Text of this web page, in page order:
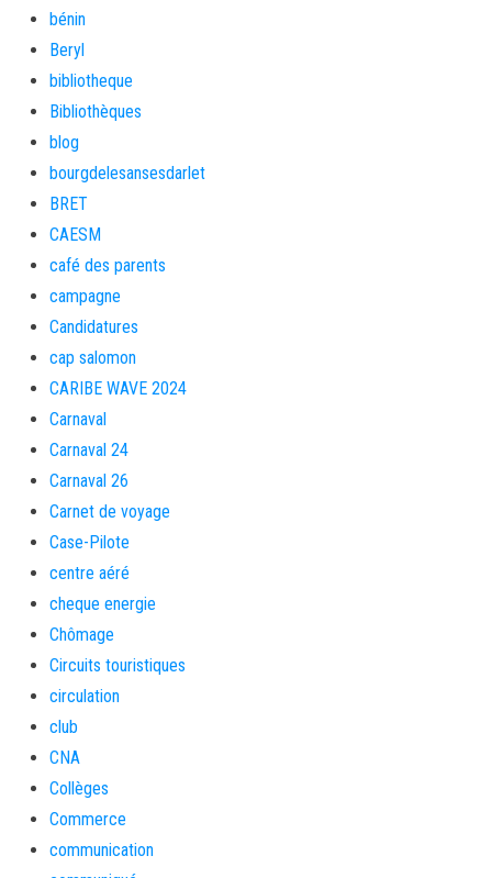
bénin
Beryl
bibliotheque
Bibliothèques
blog
bourgdelesansesdarlet
BRET
CAESM
café des parents
campagne
Candidatures
cap salomon
CARIBE WAVE 2024
Carnaval
Carnaval 24
Carnaval 26
Carnet de voyage
Case-Pilote
centre aéré
cheque energie
Chômage
Circuits touristiques
circulation
club
CNA
Collèges
Commerce
communication